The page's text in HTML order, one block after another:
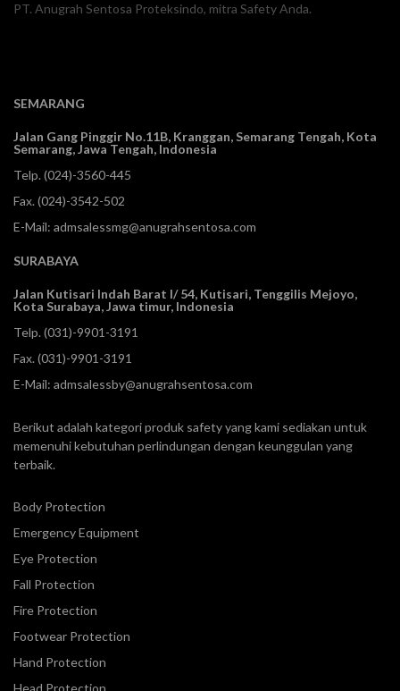
PT. Anugrah Sentosa Proteksindo, mitra Safety Anda.
SEMARANG
Jalan Gang Pinggir No.11B, Kranggan,Semarang Tengah, Kota
Semarang, Jawa Tengah, Indonesia
Telp. (024)-3560-445
Fax. (024)-3542-502
E-Mail: admsalessmg@anugrahsentosa.com
SURABAYA
Jalan Kutisari Indah Barat I/ 54, Kutisari, Tenggilis Mejoyo,
Kota Surabaya, Jawa timur, Indonesia
Telp. (031)-9901-3191
Fax. (031)-9901-3191
E-Mail: admsalessby@anugrahsentosa.com
Berikut adalah kategori produk safety yang kami sediakan untuk
memenuhi kebutuhan perlindungan dengan keunggulan yang
terbaik.
Body Protection
Emergency Equipment
Eye Protection
Fall Protection
Fire Protection
Footwear Protection
Hand Protection
Head Protection